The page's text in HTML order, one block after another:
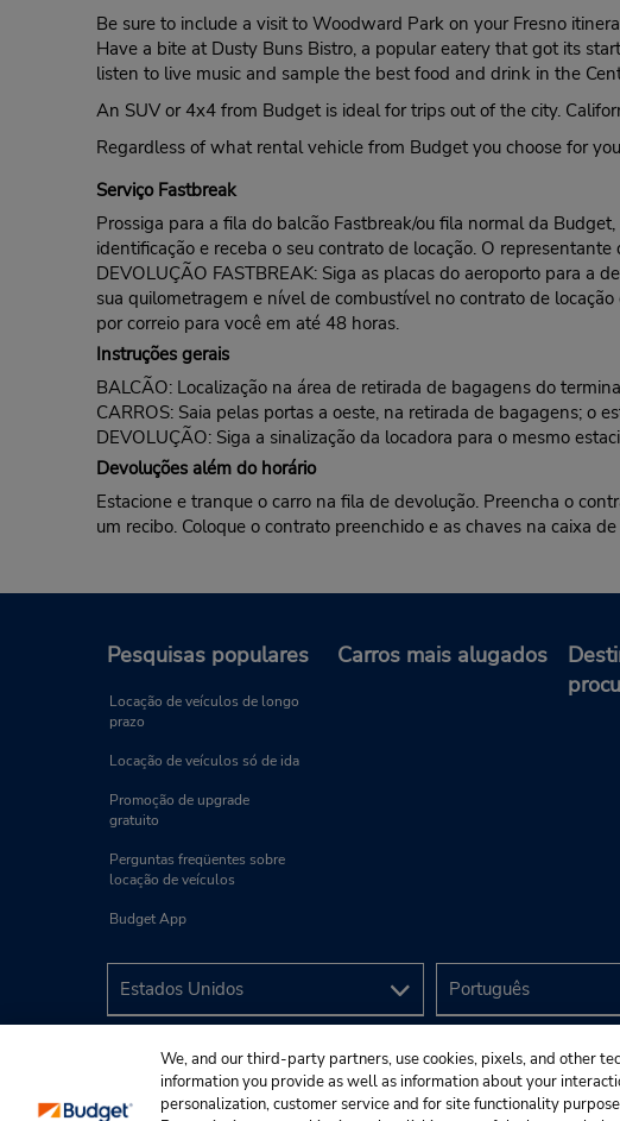
Be sure to include a visit to Woodward Park on your Fresno
Have a bite at Dusty Buns Bistro, a popular eatery that got its
listen to live music and sample the best food and drink in the
An SUV or 4x4 from Budget is ideal for trips out of the city.
Regardless of what rental vehicle from Budget you choose for
Serviço Fastbreak
Prossiga para a fila do balcão Fastbreak/ou fila normal da
identificação e receba o seu contrato de locação. O
DEVOLUÇÃO FASTBREAK: Siga as placas do aeroporto para a
sua quilometragem e nível de combustível no contrato de
por correio para você em até 48 horas.
Instruções gerais
BALCÃO: Localização na área de retirada de bagagens do
CARROS: Saia pelas portas a oeste, na retirada de bagagens; o
DEVOLUÇÃO: Siga a sinalização da locadora para o mesmo
Devoluções além do horário
Estacione e tranque o carro na fila de devolução. Preencha o
um recibo. Coloque o contrato preenchido e as chaves na caixa
Pesquisas populares
Locação de veículos de longo
prazo
Locação de veículos só de ida
Promoção de upgrade
gratuito
Perguntas freqüentes sobre
locação de veículos
Budget App
Carros mais alugados
We, and our third-party partners, use cookies, pixels, and other
information you provide as well as information about your
personalization, customer service and for site functionality